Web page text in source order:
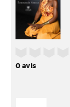
0avis